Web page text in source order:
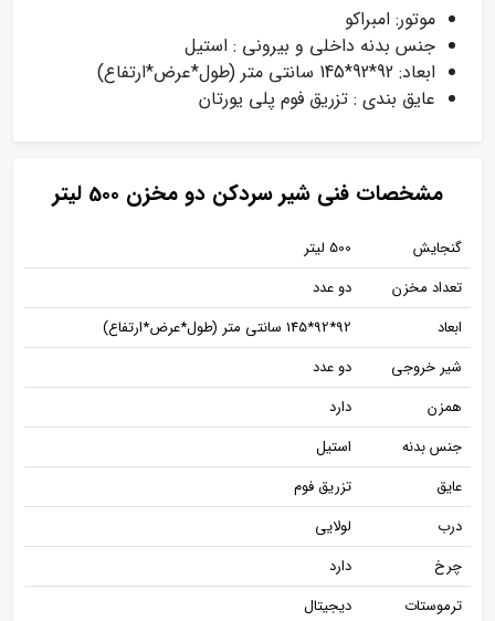
موتور: امبراکو
جنس بدنه داخلی و بیرونی : استیل
ابعاد: 92*92*145 سانتی متر (طول*عرض*ارتفاع)
عایق بندی : تزریق فوم پلی یورتان
مشخصات فنی شیر سردکن دو مخزن 500 لیتر
گنجایش
500 لیتر
تعداد مخزن
دو عدد
ابعاد
92*92*145 سانتی متر (طول*عرض*ارتفاع)
شیر خروجی
دو عدد
همزن
دارد
جنس بدنه
استیل
عایق
تزریق فوم
درب
لولایی
چرخ
دارد
ترموستات
دیجیتال